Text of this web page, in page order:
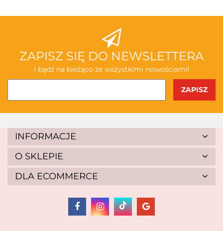
ABAKUS
AKSJOMAT
ALBIS
ZAPISZ SIĘ DO NEWSLETTERA
I bądź na bieżąco ze wszystkimi nowościami!
INFORMACJE
O SKLEPIE
DLA ECOMMERCE